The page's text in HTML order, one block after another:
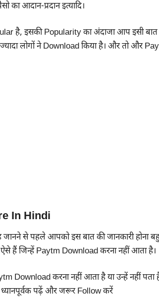
आदान-प्रदान इत्यादि।
है, इसकी Popularity का अंदाजा आप इसी
लोगों ने Download किया है। और तो और
In Hindi
से पहले आपको इस बात की जानकारी होना
हैं जिन्हें Paytm Download करना नहीं आता है।
Download करना नहीं आता है या उन्हें नहीं
ध्यानपूर्वक पढ़ें और जरूर Follow करें